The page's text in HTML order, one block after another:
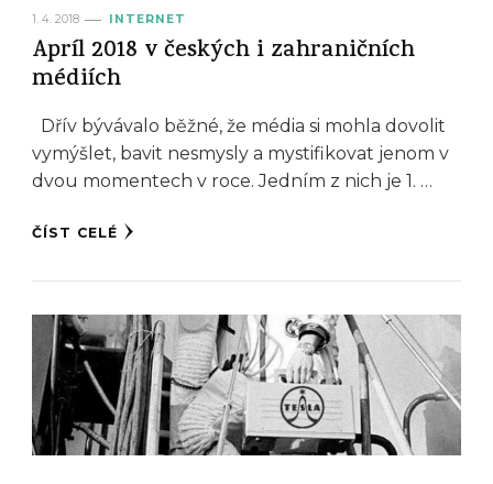
1. 4. 2018 INTERNET
Apríl 2018 v českých i zahraničních
médiích
Dřív bývávalo běžné, že média si mohla dovolit
vymýšlet, bavit nesmysly a mystifikovat jenom v
dvou momentech v roce. Jedním z nich je 1. …
ČÍST CELÉ